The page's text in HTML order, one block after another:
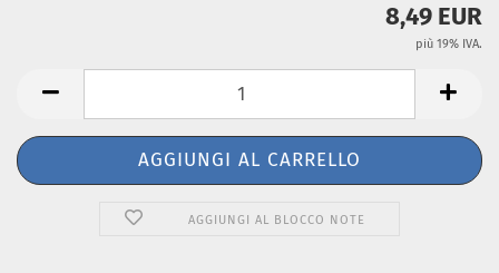
8,49 EUR
più 19% IVA.
AGGIUNGI AL BLOCCO NOTE